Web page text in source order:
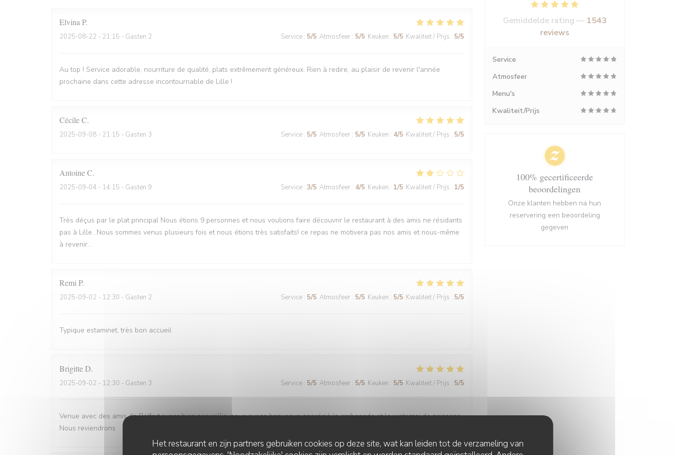
Het restaurant en zijn partners gebruiken cookies op deze site, wat kan leiden tot de verzameling van
Elvina P
2025-08-22 - 21:15 - Gasten 2 Service : 5/5 Atmosfeer : 5/5 Keuken : 5/5 Kwaliteit / Prijs : 5/5
Au top ! Service adorable, nourriture de qualité, plats extrêmement généreux. Rien à redire, au plaisir de revenir l'année
prochaine dans cette adresse incontournable de Lille !
CécileC
2025-09-08 - 21:15 - Gasten 3 Service : 5/5 Atmosfeer : 5/5 Keuken : 4/5 Kwaliteit / Prijs : 5/5
AntoineC
2025-09-04 - 14:15 - Gasten 9 Service : 3/5 Atmosfeer : 4/5 Keuken : 1/5 Kwaliteit / Prijs : 1/5
Très déçus par le plat principal Nous étions 9 personnes et nous voulions faire découvrir le restaurant à des amis ne résidants
pas à Lille...Nous sommes venus plusieurs fois et nous étions très satisfaits! ce repas ne motivera pas nos amis et nous-même
à revenir...
Remi P
2025-09-02 - 12:30 - Gasten 2 Service : 5/5 Atmosfeer : 5/5 Keuken : 5/5 Kwaliteit / Prijs : 5/5
Typique estaminet, très bon accueil
BrigitteD
2025-09-02 - 12:30 - Gasten 3 Service : 5/5 Atmosfeer : 5/5 Keuken : 5/5 Kwaliteit / Prijs : 5/5
Venue avec des amis de Belfort.super bien accueillis, nous avons beaucoup apprécié la carbonade et le waterzoi de poissons
Nous reviendrons
Gemiddelde rating — 1543
reviews
Service
Atmosfeer
Menu's
Kwaliteit/Prijs
100% gecertificeerde
beoordelingen
Onze klanten hebben na hun
reservering een beoordeling
gegeven